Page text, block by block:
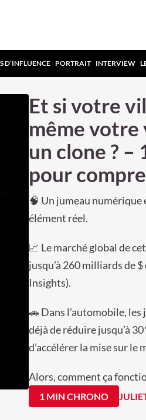
D’INFLUENCE PORTRAIT INTERVIEW
Et si votre
même
un clone ? –
pour
🧠 Un jumeau
élément réel.
📈 Le marché global de
jusqu’à 260 milliards de
Insights).
🚗 Dans l’automobile,
déjà de réduire jusqu’à
d’accélérer la mise sur le
Alors, comment ça
1 MIN CHRONO